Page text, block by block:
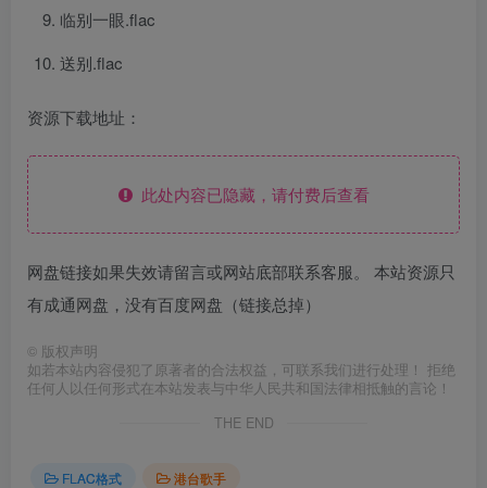
临别一眼.flac
送别.flac
资源下载地址：
此处内容已隐藏，请付费后查看
网盘链接如果失效请留言或网站底部联系客服。 本站资源只
有成通网盘，没有百度网盘（链接总掉）
© 版权声明
如若本站内容侵犯了原著者的合法权益，可联系我们进行处理！ 拒绝
任何人以任何形式在本站发表与中华人民共和国法律相抵触的言论！
THE END
FLAC格式 港台歌手